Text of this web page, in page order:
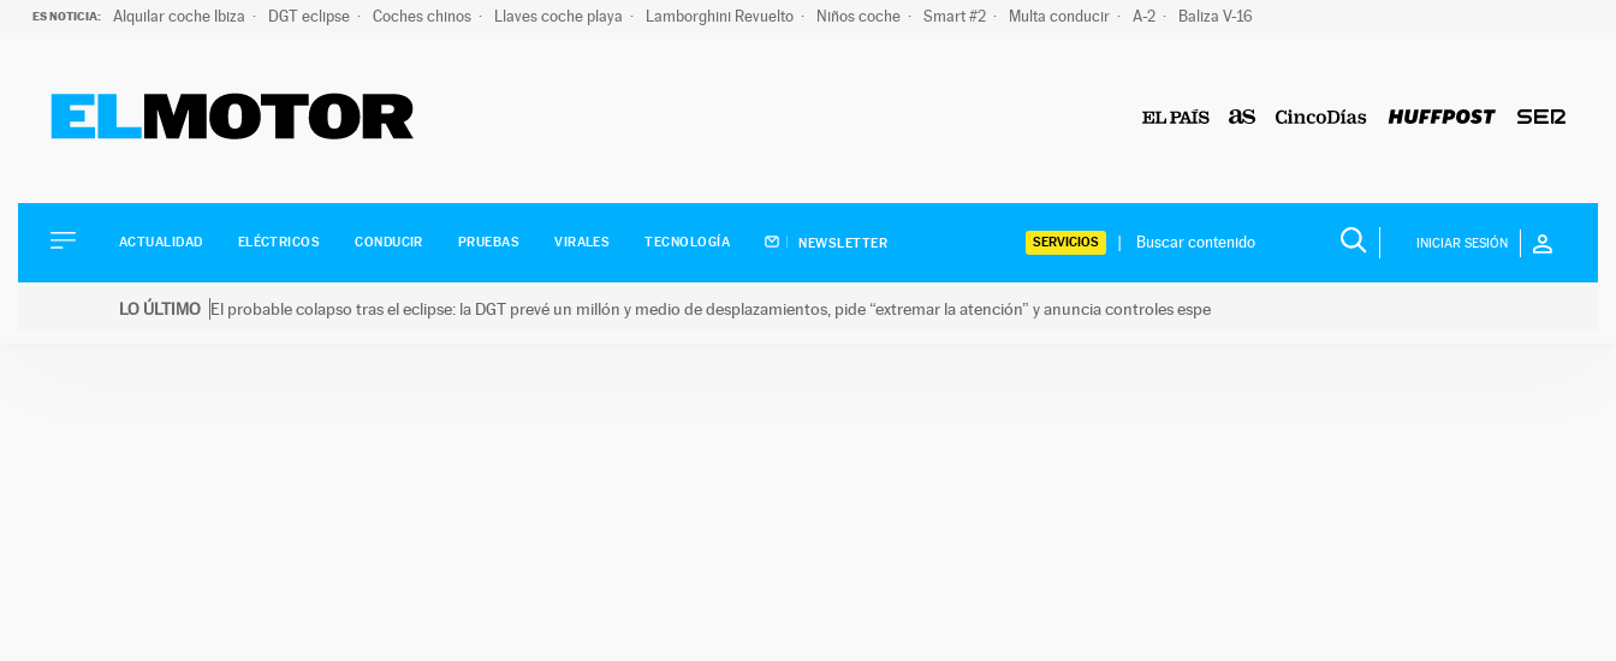
ES NOTICIA: Alquilar coche Ibiza DGT eclipse Coches chinos Llaves coche playa Lamborghini Revuelto Niños coche Smart #2 Multa conducir A-2 Baliza V-16
ELÉCTRICOS
CONDUCIR
ACTUALIDAD ELÉCTRICOS CONDUCIR PRUEBAS VIRALES TECNOLOGÍA NEWSLETTER SERVICIOS INICIAR SESIÓN
LO ÚLTIMO El probable colapso tras el eclipse: la DGT prevé un millón y medio de desplazamientos, pide “extremar la atención” y anuncia controles espe